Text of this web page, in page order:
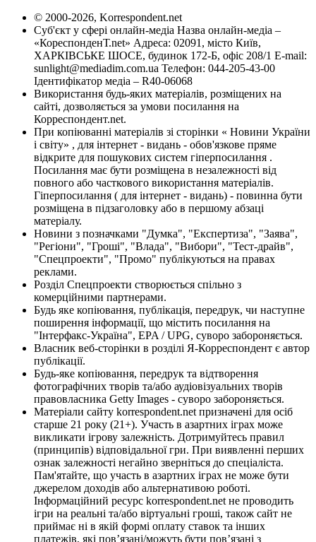
© 2000-2026, Korrespondent.net
Суб'єкт у сфері онлайн-медіа Назва онлайн-медіа –
«КореспонденТ.net» Адреса: 02091, місто Київ,
ХАРКІВСЬКЕ ШОСЕ, будинок 172-Б, офіс 208/1 E-mail:
sunlight@mediadim.com.ua Телефон: 044-205-43-00
Ідентифікатор медіа – R40-06068
Використання будь-яких матеріалів, розміщених на
сайті, дозволяється за умови посилання на
Корреспондент.net.
При копіюванні матеріалів зі сторінки « Новини України
і світу» , для інтернет - видань - обов'язкове пряме
відкрите для пошукових систем гіперпосилання .
Посилання має бути розміщена в незалежності від
повного або часткового використання матеріалів.
Гіперпосилання ( для інтернет - видань) - повинна бути
розміщена в підзаголовку або в першому абзаці
матеріалу.
Новини з позначками "Думка", "Експертиза", "Заява",
"Регіони", "Гроші", "Влада", "Вибори", "Тест-драйв",
"Спецпроекти", "Промо" публікуються на правах
реклами.
Розділ Спецпроекти створюється спільно з
комерційними партнерами.
Будь яке копіювання, публікація, передрук, чи наступне
поширення інформації, що містить посилання на
"Інтерфакс-Україна", EPA / UPG, суворо забороняється.
Власник веб-сторінки в розділі Я-Корреспондент є автор
публікації.
Будь-яке копіювання, передрук та відтворення
фотографічних творів та/або аудіовізуальних творів
правовласника Getty Images - суворо забороняється.
Матеріали сайту korrespondent.net призначені для осіб
старше 21 року (21+). Участь в азартних іграх може
викликати ігрову залежність. Дотримуйтесь правил
(принципів) відповідальної гри. При виявленні перших
ознак залежності негайно зверніться до спеціаліста.
Пам'ятайте, що участь в азартних іграх не може бути
джерелом доходів або альтернативою роботі.
Інформаційний ресурс korrespondent.net не проводить
ігри на реальні та/або віртуальні гроші, також сайт не
приймає ні в якій формі оплату ставок та інших
платежів, які пов’язані/можуть бути пов’язані з